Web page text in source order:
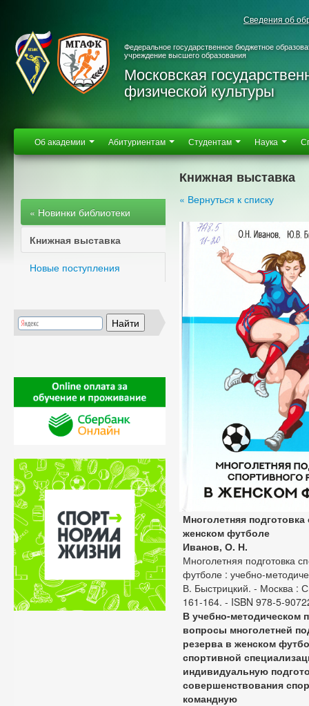
Сведения об
Федеральное государственное бюджетное
учреждение высшего образования
Московская
физической культуры
Об академии Абитуриентам Студентам Наука
« Новинки библиотеки
Книжная выставка
Новые поступления
Книжная выставка
« Вернуться к списку
Многолетняя
женском футболе
Иванов, О. Н.
Многолетняя подготовка
футболе : учебно-
В. Быстрицкий. - Москва :
161-164. - ISBN 978-5-
В учебно-методическом
вопросы многолетней
резерва в женском
спортивной
индивидуальную
совершенствования
командную